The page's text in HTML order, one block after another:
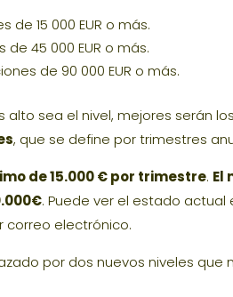
15 000 EUR o más.
45 000 EUR o más.
de 90 000 EUR o más.
sea el nivel, mejores serán
, que se define por trimestres
de 15.000 € por trimestre. El
. Puede ver el estado actual
correo electrónico.
por dos nuevos niveles que